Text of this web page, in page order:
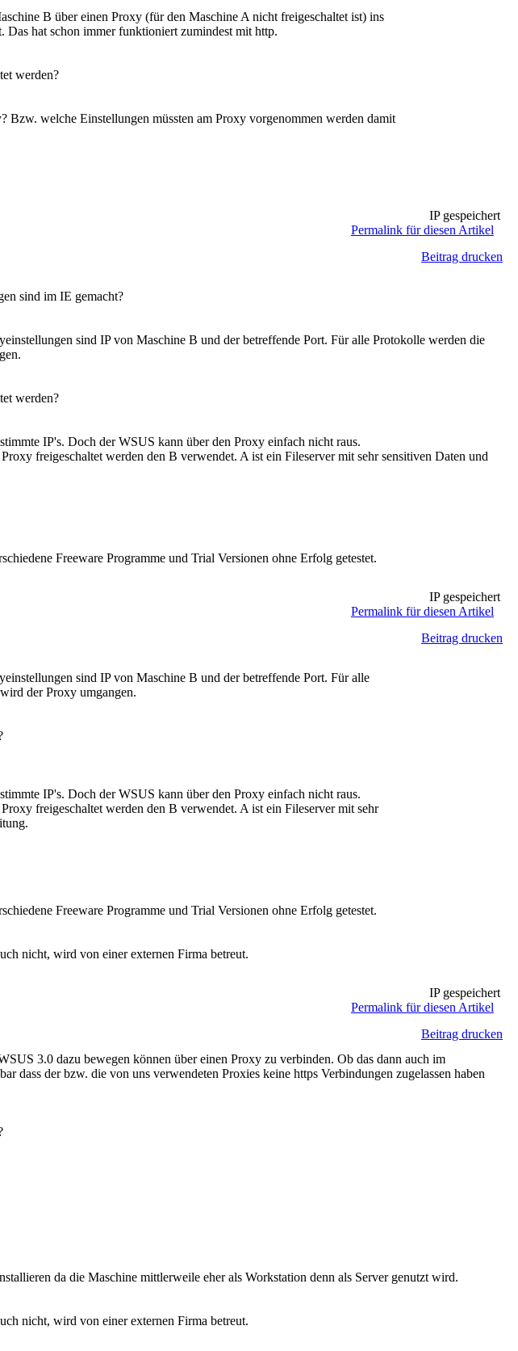
B über einen Proxy (für den Maschine A nicht freigeschaltet ist) ins
hat schon immer funktioniert zumindest mit http.
werden?
welche Einstellungen müssten am Proxy vorgenommen werden damit
IP gespeichert
Permalink für diesen Artikel
Beitrag drucken
sind im IE gemacht?
sind IP von Maschine B und der betreffende Port. Für alle Protokolle werden die
werden?
IP's. Doch der WSUS kann über den Proxy einfach nicht raus.
freigeschaltet werden den B verwendet. A ist ein Fileserver mit sehr sensitiven Daten und
Freeware Programme und Trial Versionen ohne Erfolg getestet.
IP gespeichert
Permalink für diesen Artikel
Beitrag drucken
sind IP von Maschine B und der betreffende Port. Für alle
der Proxy umgangen.
IP's. Doch der WSUS kann über den Proxy einfach nicht raus.
freigeschaltet werden den B verwendet. A ist ein Fileserver mit sehr
Freeware Programme und Trial Versionen ohne Erfolg getestet.
nicht, wird von einer externen Firma betreut.
IP gespeichert
Permalink für diesen Artikel
Beitrag drucken
3.0 dazu bewegen können über einen Proxy zu verbinden. Ob das dann auch im
dass der bzw. die von uns verwendeten Proxies keine https Verbindungen zugelassen haben
da die Maschine mittlerweile eher als Workstation denn als Server genutzt wird.
nicht, wird von einer externen Firma betreut.